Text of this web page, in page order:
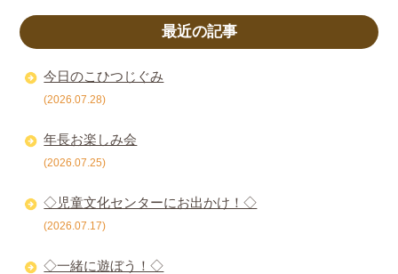
最近の記事
今日のこひつじぐみ
(2026.07.28)
年長お楽しみ会
(2026.07.25)
◇児童文化センターにお出かけ！◇
(2026.07.17)
◇一緒に遊ぼう！◇